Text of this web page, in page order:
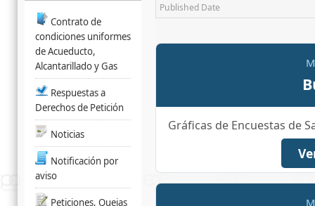
Published Date
Gráficas de Encuestas de
Contrato de
condiciones uniformes
de Acueducto,
Alcantarillado y Gas
Respuestas a
Derechos de Petición
Noticias
Notificación por
aviso
Peticiones, Quejas